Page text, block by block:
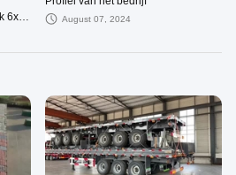
August 07, 2024